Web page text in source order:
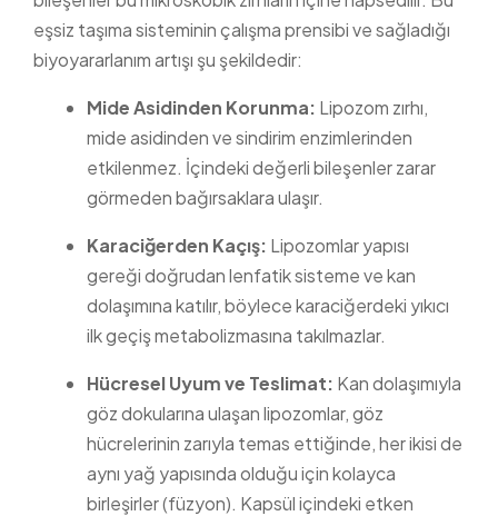
eşsiz taşıma sisteminin çalışma prensibi ve sağladığı
biyoyararlanım artışı şu şekildedir:
Mide Asidinden Korunma: Lipozom zırhı,
mide asidinden ve sindirim enzimlerinden
etkilenmez. İçindeki değerli bileşenler zarar
görmeden bağırsaklara ulaşır.
Karaciğerden Kaçış: Lipozomlar yapısı
gereği doğrudan lenfatik sisteme ve kan
dolaşımına katılır, böylece karaciğerdeki yıkıcı
ilk geçiş metabolizmasına takılmazlar.
Hücresel Uyum ve Teslimat: Kan dolaşımıyla
göz dokularına ulaşan lipozomlar, göz
hücrelerinin zarıyla temas ettiğinde, her ikisi de
aynı yağ yapısında olduğu için kolayca
birleşirler (füzyon). Kapsül içindeki etken